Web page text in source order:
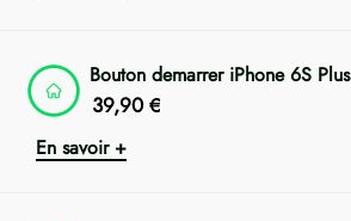
Bouton demarrer iPhone 6S Plus
39,90 €
En savoir +